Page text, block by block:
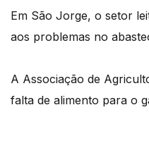
Em São Jorge, o setor
aos problemas no
A Associação de
falta de alimento para o